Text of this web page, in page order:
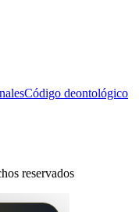
Código deontológico
reservados